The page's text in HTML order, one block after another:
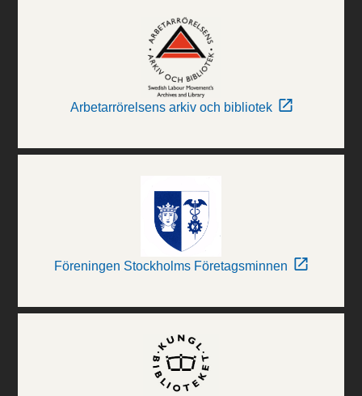
Arbetarrörelsens arkiv och bibliotek
Föreningen Stockholms Företagsminnen